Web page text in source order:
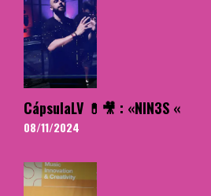
CápsulaLV 💊🎥 : «NIN3S «
08/11/2024